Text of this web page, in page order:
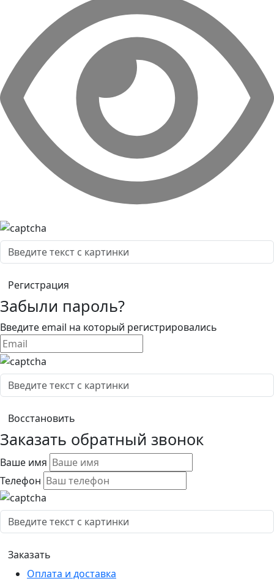
Забыли пароль?
Введите email на который регистрировались
Заказать обратный звонок
Ваше имя
Телефон
Оплата и доставка